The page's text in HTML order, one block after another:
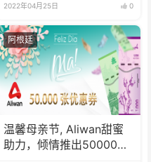
2022年04月25日 0
阿根廷
温馨母亲节, Aliwan甜蜜
助力，倾情推出50000张